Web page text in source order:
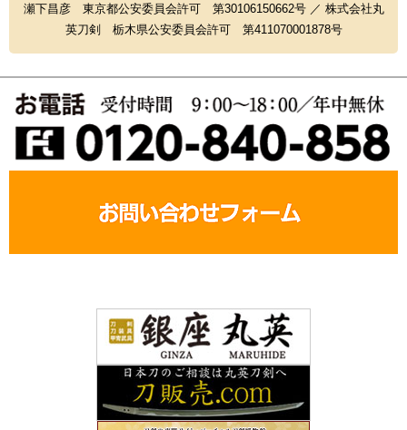
瀬下昌彦 東京都公安委員会許可 第30106150662号 ／ 株式会社丸
英刀剣 栃木県公安委員会許可 第411070001878号